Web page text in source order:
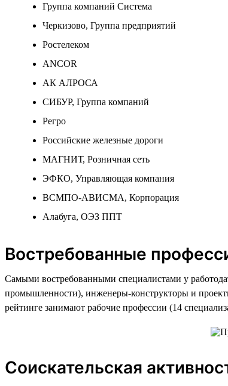
Группа компаний Система
Черкизово, Группа предприятий
Ростелеком
ANCOR
АК АЛРОСА
СИБУР, Группа компаний
Регро
Российские железные дороги
МАГНИТ, Розничная сеть
ЭФКО, Управляющая компания
ВСМПО-АВИСМА, Корпорация
Алабуга, ОЭЗ ППТ
Востребованные
Самыми востребованными специалистами у
промышленности), инженеры-конструкторы и
рейтинге занимают рабочие профессии (14
Соискательская